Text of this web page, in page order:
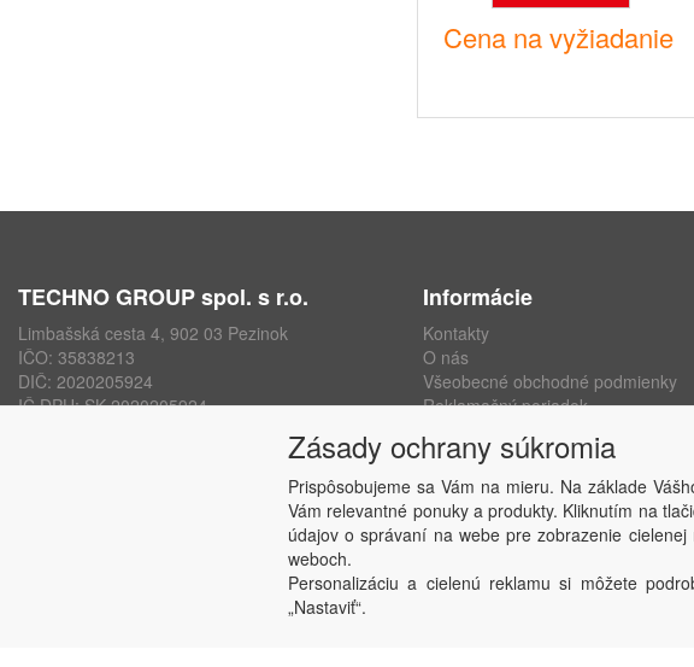
Cena na vyžiadanie
TECHNO GROUP spol. s r.o.
Limbašská cesta 4, 902 03 Pezinok
IČO: 35838213
DIČ: 2020205924
IČ DPH: SK 2020205924
Informácie
Kontakty
O nás
Všeobecné obchodné podmienky
Reklamačný poriadok
Nastavenie súkromia
Odstúpenie od zmluvy
Zásady ochrany súkromia
Prispôsobujeme sa Vám na mieru. Na základe
Vám relevantné ponuky a produkty. Kliknutím na
údajov o správaní na webe pre zobrazenie
weboch.
Personalizáciu a cielenú reklamu si môžete
„Nastaviť“.